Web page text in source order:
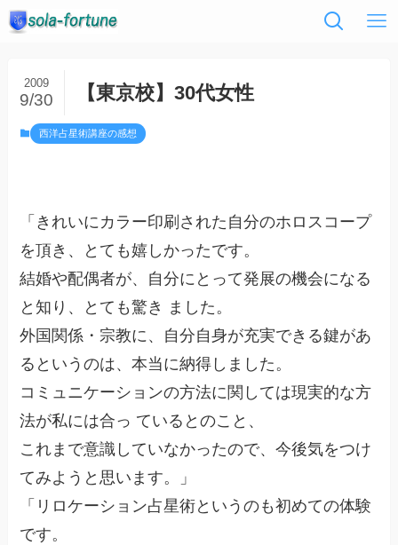
【東京校】30代女性
2009
9/30
西洋占星術講座の感想
「きれいにカラー印刷された自分のホロスコープ
を頂き、とても嬉しかったです。
結婚や配偶者が、自分にとって発展の機会になる
と知り、とても驚き ました。
外国関係・宗教に、自分自身が充実できる鍵があ
るというのは、本当に納得しました。
コミュニケーションの方法に関しては現実的な方
法が私には合っ ているとのこと、
これまで意識していなかったので、今後気をつけ
てみようと思います。」
「リロケーション占星術というのも初めての体験
です。